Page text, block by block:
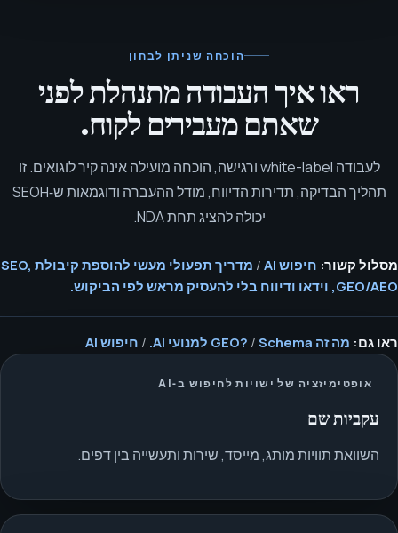
הוכחה שניתן לבחון
ראו איך העבודה מתנהלת לפני
שאתם מעבירים לקוח.
לעבודה white-label ורגישה, הוכחה מועילה אינה קיר לוגואים. זו
תהליך הבדיקה, תדירות הדיווח, מודל ההעברה ודוגמאות ש‑SEOH
יכולה להציג תחת NDA.
מסלול קשור: חיפוש AI /
מדריך תפעולי מעשי להוספת קיבולת SEO,
GEO/AEO, וידאו ודיווח בלי להעסיק מראש לפי הביקוש.
ראו גם: מה זה GEO? / Schema למנועי AI. / חיפוש AI
אופטימיזציה של ישויות לחיפוש ב‑AI
עקביות שם
השוואת תוויות מותג, מייסד, שירות ותעשייה בין דפים.